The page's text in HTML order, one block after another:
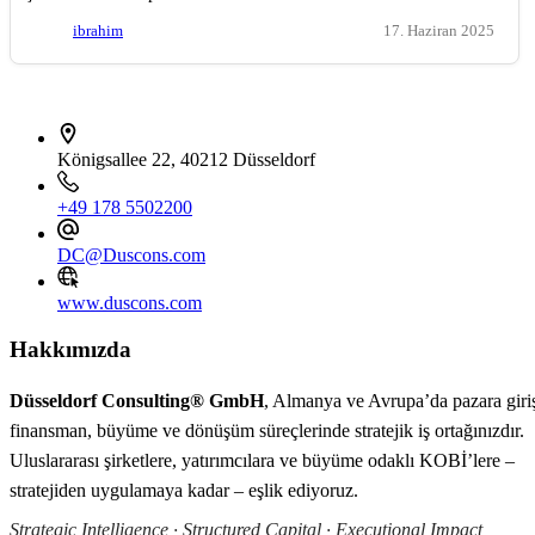
ibrahim 17. Haziran 2025
Königsallee 22, 40212 Düsseldorf
+49 178 5502200
DC@Duscons.com
www.duscons.com
Hakkımızda
Düsseldorf Consulting® GmbH, Almanya ve Avrupa’da pazara
finansman, büyüme ve dönüşüm süreçlerinde stratejik iş ortağınızdır.
Uluslararası şirketlere, yatırımcılara ve büyüme odaklı KOBİ’lere –
stratejiden uygulamaya kadar – eşlik ediyoruz.
Strategic Intelligence · Structured Capital · Executional Impact